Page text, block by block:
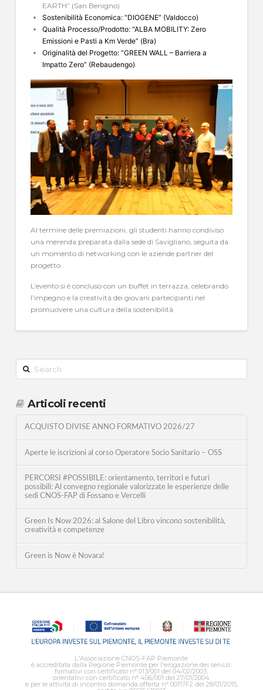
EARTH” (San Benigno)
Sostenibilità Economica: “DIOGENE” (Valdocco)
Qualità Processo/Prodotto: “ALBA MOBILITY: Zero
Emissioni e Pasti a Km Verde” (Bra)
Originalità del Progetto: “GREEN WALL – Barriera a
Impatto Zero” (Rebaudengo)
Al termine delle premiazioni, gli studenti hanno condiviso
una merenda preparata dalla sede di Savigliano, seguita da
un momento di networking con le aziende partner del
progetto.
L’evento si è concluso con un buffet in terrazza, celebrando
l’impegno e la creatività dei giovani partecipanti nel
promuovere una cultura della sostenibilità
Search
Articoli recenti
ACQUISTO DIVISE ANNO FORMATIVO 2026/27
Aperte le iscrizioni al corso Operatore Socio Sanitario – OSS
PERCORSI #POSSIBILE: orientamento, territori e futuri
possibili: Al convegno regionale valorizzate le esperienze delle
sedi CNOS-FAP di Fossano e Vercelli
Green Is Now 2026: al Salone del Libro vincono sostenibilità,
creatività e competenze
Green is Now è Novara!
L'Associazione CNOS-FAP Piemonte
è accreditata dalla Regione Piemonte per l'erogazione dei servizi:
formativi con certificato n° 013/001 del 04/02/2003,
orientativi con certificato n° 406/001 del 27/01/2004
e per le attività di incontro domanda offerta n° 0017/F2 del 28/01/2015,